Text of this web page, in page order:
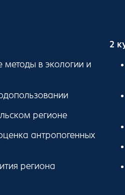
методы в экологии и
регионе
антропогенных
региона
2